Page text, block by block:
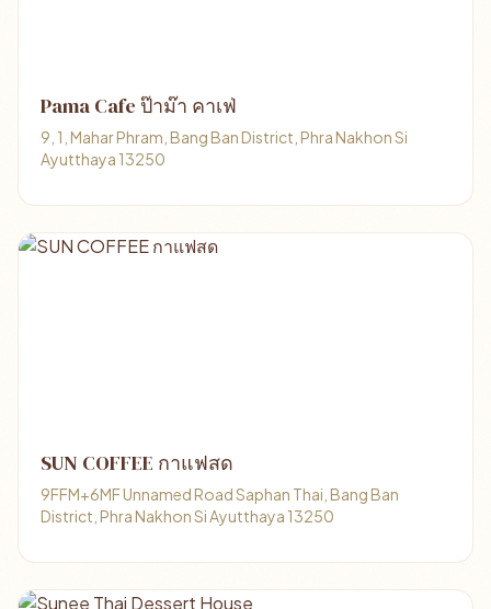
Pama Cafe ป๊าม๊า คาเฟ่
9, 1, Mahar Phram, Bang Ban District, Phra Nakhon Si
Ayutthaya 13250
SUN COFFEE กาแฟสด
9FFM+6MF Unnamed Road Saphan Thai, Bang Ban
District, Phra Nakhon Si Ayutthaya 13250